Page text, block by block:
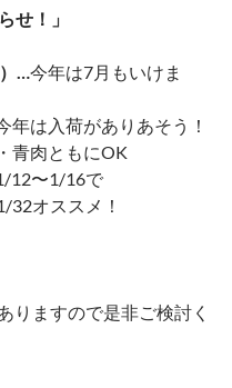
せ！」
…今年は7月もいけま
年は入荷がありあそう！
青肉ともにOK
12〜1/16で
32オススメ！
りますので是非ご検討く